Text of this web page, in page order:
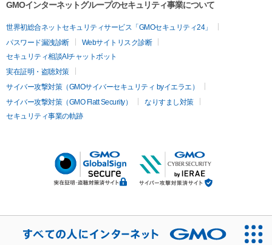
GMOインターネットグループのセキュリティ事業について
世界初総合ネットセキュリティサービス「GMOセキュリティ24」
パスワード漏洩診断
Webサイトリスク診断
セキュリティ相談AIチャットボット
実在証明・盗聴対策
サイバー攻撃対策（GMOサイバーセキュリティ byイエラエ）
サイバー攻撃対策（GMO Flatt Security）
なりすまし対策
セキュリティ事業の軌跡